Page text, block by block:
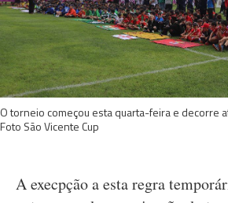
O torneio começou esta quarta-feira e decorre
Foto São Vicente Cup
A execpção a esta regra